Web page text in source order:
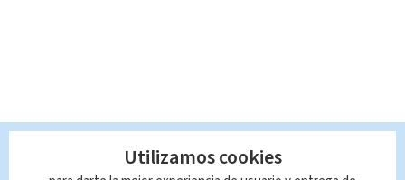
Utilizamos cookies